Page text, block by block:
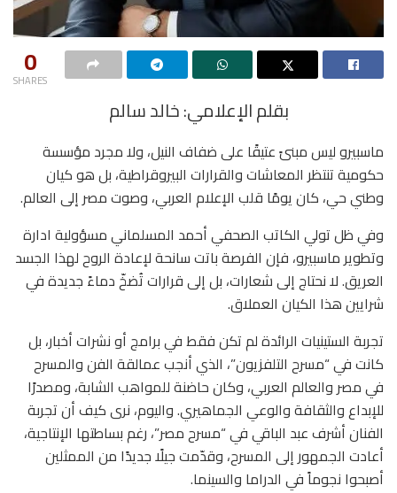
0
SHARES
بقلم الإعلامي: خالد سالم
ماسبيرو ليس مبنىً عتيقًا على ضفاف النيل، ولا مجرد مؤسسة
حكومية تنتظر المعاشات والقرارات البيروقراطية، بل هو كيان
وطني حي، كان يومًا قلب الإعلام العربي، وصوت مصر إلى العالم.
وفي ظل تولي الكاتب الصحفي أحمد المسلماني مسؤولية ادارة
وتطوير ماسبيرو، فإن الفرصة باتت سانحة لإعادة الروح لهذا الجسد
العريق. لا نحتاج إلى شعارات، بل إلى قرارات تُضخّ دماءً جديدة في
شرايين هذا الكيان العملاق.
تجربة الستينيات الرائدة لم تكن فقط في برامج أو نشرات أخبار، بل
كانت في “مسرح التلفزيون”، الذي أنجب عمالقة الفن والمسرح
في مصر والعالم العربي، وكان حاضنة للمواهب الشابة، ومصدرًا
للإبداع والثقافة والوعي الجماهيري. واليوم، نرى كيف أن تجربة
الفنان أشرف عبد الباقي في “مسرح مصر”، رغم بساطتها الإنتاجية،
أعادت الجمهور إلى المسرح، وقدّمت جيلًا جديدًا من الممثلين
أصبحوا نجوماً في الدراما والسينما.